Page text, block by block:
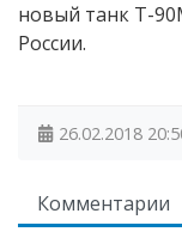
новый танк Т-
России.
26.02.2018
Комментарии